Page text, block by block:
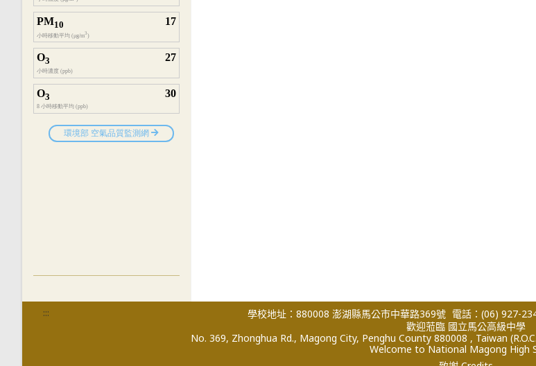
::: 學校地址：880008 澎湖縣馬公市中華路369號 電話：(06) 927-
歡迎蒞臨 國立馬公高級中學
No. 369, Zhonghua Rd., Magong City, Penghu County 880008 , Taiwan
Welcome to National Magong High